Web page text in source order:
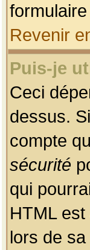
Revenir
Puis-je
Ceci
dessus.
compte
sécurité
qui
HTML
lors de